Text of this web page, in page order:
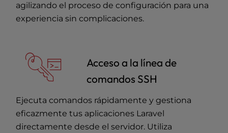
agilizando el proceso de configuración para una
experiencia sin complicaciones.
Acceso a la línea de
comandos SSH
Ejecuta comandos rápidamente y gestiona
eficazmente tus aplicaciones Laravel
directamente desde el servidor. Utiliza